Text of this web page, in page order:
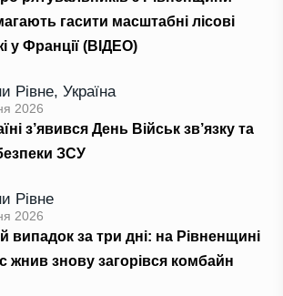
гасити масштабні лісові
у Франції (ВІДЕО)
Рівне, Україна
2026
з’явився День Військ зв’язку та
ЗСУ
Рівне
2026
випадок за три дні: на Рівненщині
жнив знову загорівся комбайн